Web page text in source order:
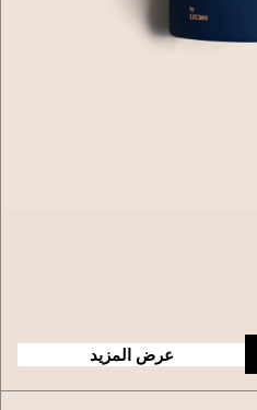
عرض المزيد